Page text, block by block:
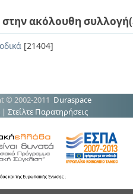
στην ακόλουθη
[21404]
© 2002-2011 Duraspace
| Στείλτε Παρατηρήσεις